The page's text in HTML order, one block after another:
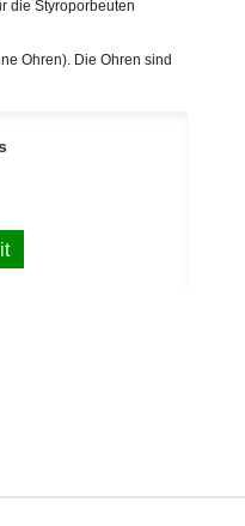
die Styroporbeuten
Ohren). Die Ohren sind